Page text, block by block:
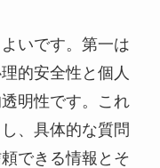
いです。第一は
的安全性と個人
明性です。これ
、具体的な質問
できる情報とそ